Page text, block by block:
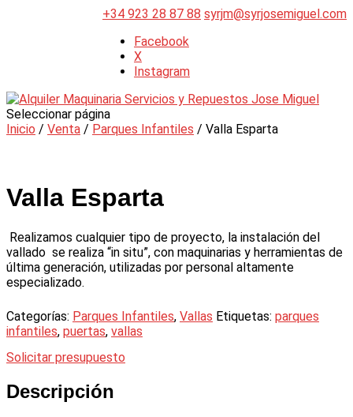
+34 923 28 87 88 syrjm@syrjosemiguel.com
Facebook
X
Instagram
Seleccionar página
Inicio / Venta / Parques Infantiles / Valla Esparta
Valla Esparta
Realizamos cualquier tipo de proyecto, la instalación del
vallado se realiza “in situ”, con maquinarias y herramientas de
última generación, utilizadas por personal altamente
especializado.
Categorías: Parques Infantiles, Vallas Etiquetas: parques
infantiles, puertas, vallas
Solicitar presupuesto
Descripción